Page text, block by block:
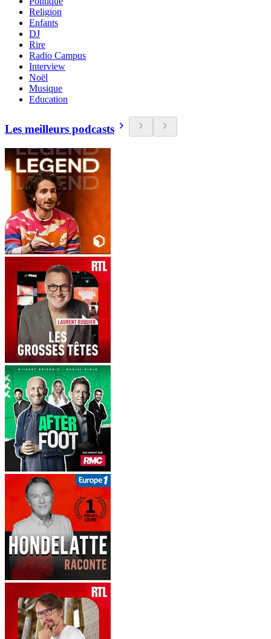
Religion
Enfants
DJ
Rire
Radio Campus
Interview
Noël
Musique
Education
Les meilleurs podcasts